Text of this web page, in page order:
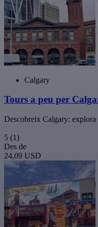
Calgary
Tours a peu per
Descobreix Calgary:
5 (1)
Des de
24,09 USD